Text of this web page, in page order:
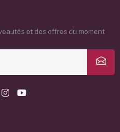
et des offres du moment